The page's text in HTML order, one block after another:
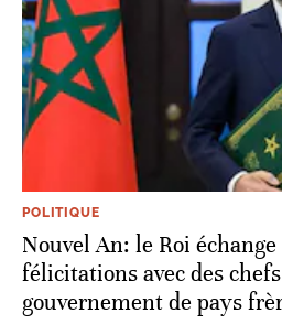
POLITIQUE
Nouvel An: le Roi échange
félicitations avec des
gouvernement de pays